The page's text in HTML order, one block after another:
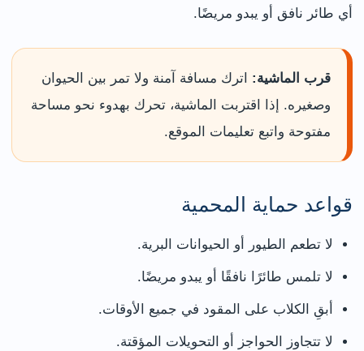
أي طائر نافق أو يبدو مريضًا.
قرب الماشية: اترك مسافة آمنة ولا تمر بين الحيوان
وصغيره. إذا اقتربت الماشية، تحرك بهدوء نحو مساحة
مفتوحة واتبع تعليمات الموقع.
قواعد حماية المحمية
لا تطعم الطيور أو الحيوانات البرية.
لا تلمس طائرًا نافقًا أو يبدو مريضًا.
أبقِ الكلاب على المقود في جميع الأوقات.
لا تتجاوز الحواجز أو التحويلات المؤقتة.